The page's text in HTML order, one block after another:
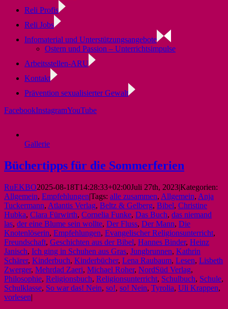
Reli Profis
Reli Jobs
Infomaterial und Unterstützungsangebote
Ostern und Passion – Unterrichtsimpulse
Arbeitsstellen-ARU
Kontakt
Prävention sexualisierter Gewalt
FacebookInstagramYouTube
Gallerie
Büchertipps für die Sommerferien
RuEKBO2025-08-18T14:28:33+02:00Juli 27th, 2023|Kategorien:
Allgemein, Empfehlungen|Tags: alle zusammen, Allgemein, Anja
Tuckermann, Atlantis Verlag, Beltz & Gelberg, Bibel, Christine
Hubka, Clara Fürwirth, Cornelia Funke, Das Buch, das niemand
las, der eine Blume sein wollte, Der Fluss, Der Mann, Die
Knotenlöserin, Empfehlungen, Evangelischer Religionsunterricht,
Freundschaft, Geschichten aus der Bibel, Hannes Binder, Heinz
Janisch, Ich ging in Schuhen aus Gras, Jungbrunnen, Kathrin
Schärer, Kinderbuch, Kinderbücher, Lena Raubaum, Lesen, Lisbeth
Zwerger, Mehrdad Zaeri, Michael Roher, NordSüd Verlag,
Philosophie, Religionsbuch, Religionsunterricht, Schulbuch, Schule,
Schulklasse, So war das! Nein, so!, so! Nein, Tyrolia, Uli Krappen,
vorlesen|